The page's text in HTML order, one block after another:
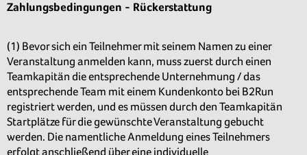
Zahlungsbedingungen - Rückerstattung
(1) Bevor sich ein Teilnehmer mit seinem Namen zu einer
Veranstaltung anmelden kann, muss zuerst durch einen
Teamkapitän die entsprechende Unternehmung / das
entsprechende Team mit einem Kundenkonto bei B2Run
registriert werden, und es müssen durch den Teamkapitän
Startplätze für die gewünschte Veranstaltung gebucht
werden. Die namentliche Anmeldung eines Teilnehmers
erfolgt anschließend über eine individuelle